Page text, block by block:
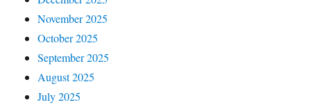
November 2025
October 2025
September 2025
August 2025
July 2025